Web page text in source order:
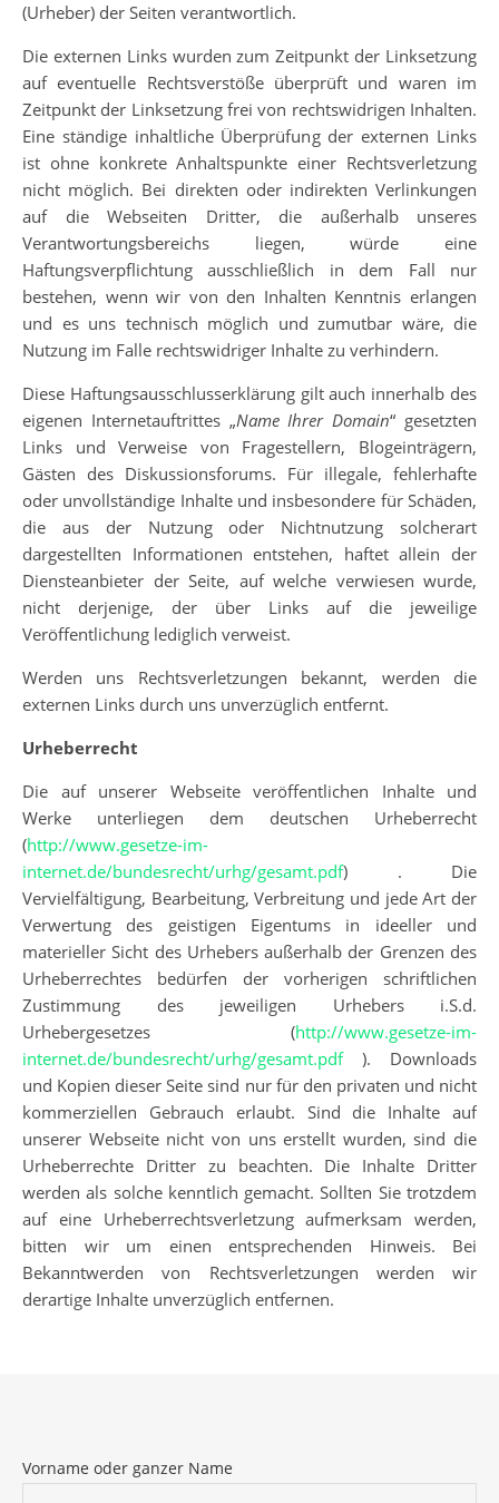
(Urheber) der Seiten verantwortlich.
Die externen Links wurden zum Zeitpunkt der Linksetzung
auf eventuelle Rechtsverstöße überprüft und waren im
Zeitpunkt der Linksetzung frei von rechtswidrigen Inhalten.
Eine ständige inhaltliche Überprüfung der externen Links
ist ohne konkrete Anhaltspunkte einer Rechtsverletzung
nicht möglich. Bei direkten oder indirekten Verlinkungen
auf die Webseiten Dritter, die außerhalb unseres
Verantwortungsbereichs liegen, würde eine
Haftungsverpflichtung ausschließlich in dem Fall nur
bestehen, wenn wir von den Inhalten Kenntnis erlangen
und es uns technisch möglich und zumutbar wäre, die
Nutzung im Falle rechtswidriger Inhalte zu verhindern.
Diese Haftungsausschlusserklärung gilt auch innerhalb des
eigenen Internetauftrittes „Name Ihrer Domain“ gesetzten
Links und Verweise von Fragestellern, Blogeinträgern,
Gästen des Diskussionsforums. Für illegale, fehlerhafte
oder unvollständige Inhalte und insbesondere für Schäden,
die aus der Nutzung oder Nichtnutzung solcherart
dargestellten Informationen entstehen, haftet allein der
Diensteanbieter der Seite, auf welche verwiesen wurde,
nicht derjenige, der über Links auf die jeweilige
Veröffentlichung lediglich verweist.
Werden uns Rechtsverletzungen bekannt, werden die
externen Links durch uns unverzüglich entfernt.
Urheberrecht
Die auf unserer Webseite veröffentlichen Inhalte und
Werke unterliegen dem deutschen Urheberrecht
(http://www.gesetze-im-
internet.de/bundesrecht/urhg/gesamt.pdf) . Die
Vervielfältigung, Bearbeitung, Verbreitung und jede Art der
Verwertung des geistigen Eigentums in ideeller und
materieller Sicht des Urhebers außerhalb der Grenzen des
Urheberrechtes bedürfen der vorherigen schriftlichen
Zustimmung des jeweiligen Urhebers i.S.d.
Urhebergesetzes (http://www.gesetze-im-
internet.de/bundesrecht/urhg/gesamt.pdf). Downloads
und Kopien dieser Seite sind nur für den privaten und nicht
kommerziellen Gebrauch erlaubt. Sind die Inhalte auf
unserer Webseite nicht von uns erstellt wurden, sind die
Urheberrechte Dritter zu beachten. Die Inhalte Dritter
werden als solche kenntlich gemacht. Sollten Sie trotzdem
auf eine Urheberrechtsverletzung aufmerksam werden,
bitten wir um einen entsprechenden Hinweis. Bei
Bekanntwerden von Rechtsverletzungen werden wir
derartige Inhalte unverzüglich entfernen.
Vorname oder ganzer Name